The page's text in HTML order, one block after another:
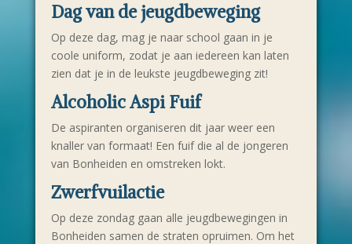
Dag van de jeugdbeweging
Op deze dag, mag je naar school gaan in je
coole uniform, zodat je aan iedereen kan laten
zien dat je in de leukste jeugdbeweging zit!
Alcoholic Aspi Fuif
De aspiranten organiseren dit jaar weer een
knaller van formaat! Een fuif die al de jongeren
van Bonheiden en omstreken lokt.
Zwerfvuilactie
Op deze zondag gaan alle jeugdbewegingen in
Bonheiden samen de straten opruimen. Om het